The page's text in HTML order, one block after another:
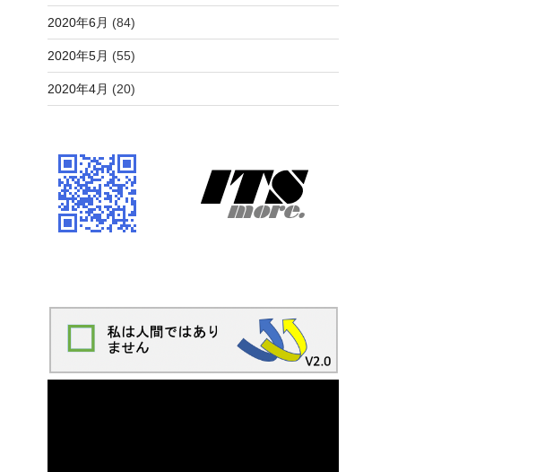
2020年6月 (84)
2020年5月 (55)
2020年4月 (20)